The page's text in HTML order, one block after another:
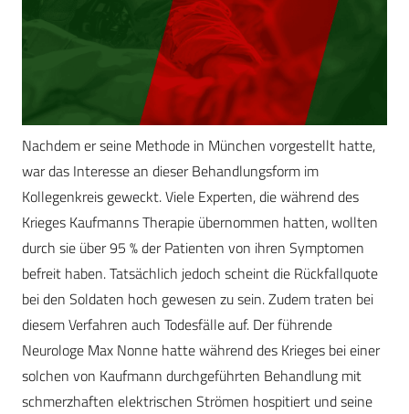
Nachdem er seine Methode in München vorgestellt hatte,
war das Interesse an dieser Behandlungsform im
Kollegenkreis geweckt. Viele Experten, die während des
Krieges Kaufmanns Therapie übernommen hatten, wollten
durch sie über 95 % der Patienten von ihren Symptomen
befreit haben. Tatsächlich jedoch scheint die Rückfallquote
bei den Soldaten hoch gewesen zu sein. Zudem traten bei
diesem Verfahren auch Todesfälle auf. Der führende
Neurologe Max Nonne hatte während des Krieges bei einer
solchen von Kaufmann durchgeführten Behandlung mit
schmerzhaften elektrischen Strömen hospitiert und seine